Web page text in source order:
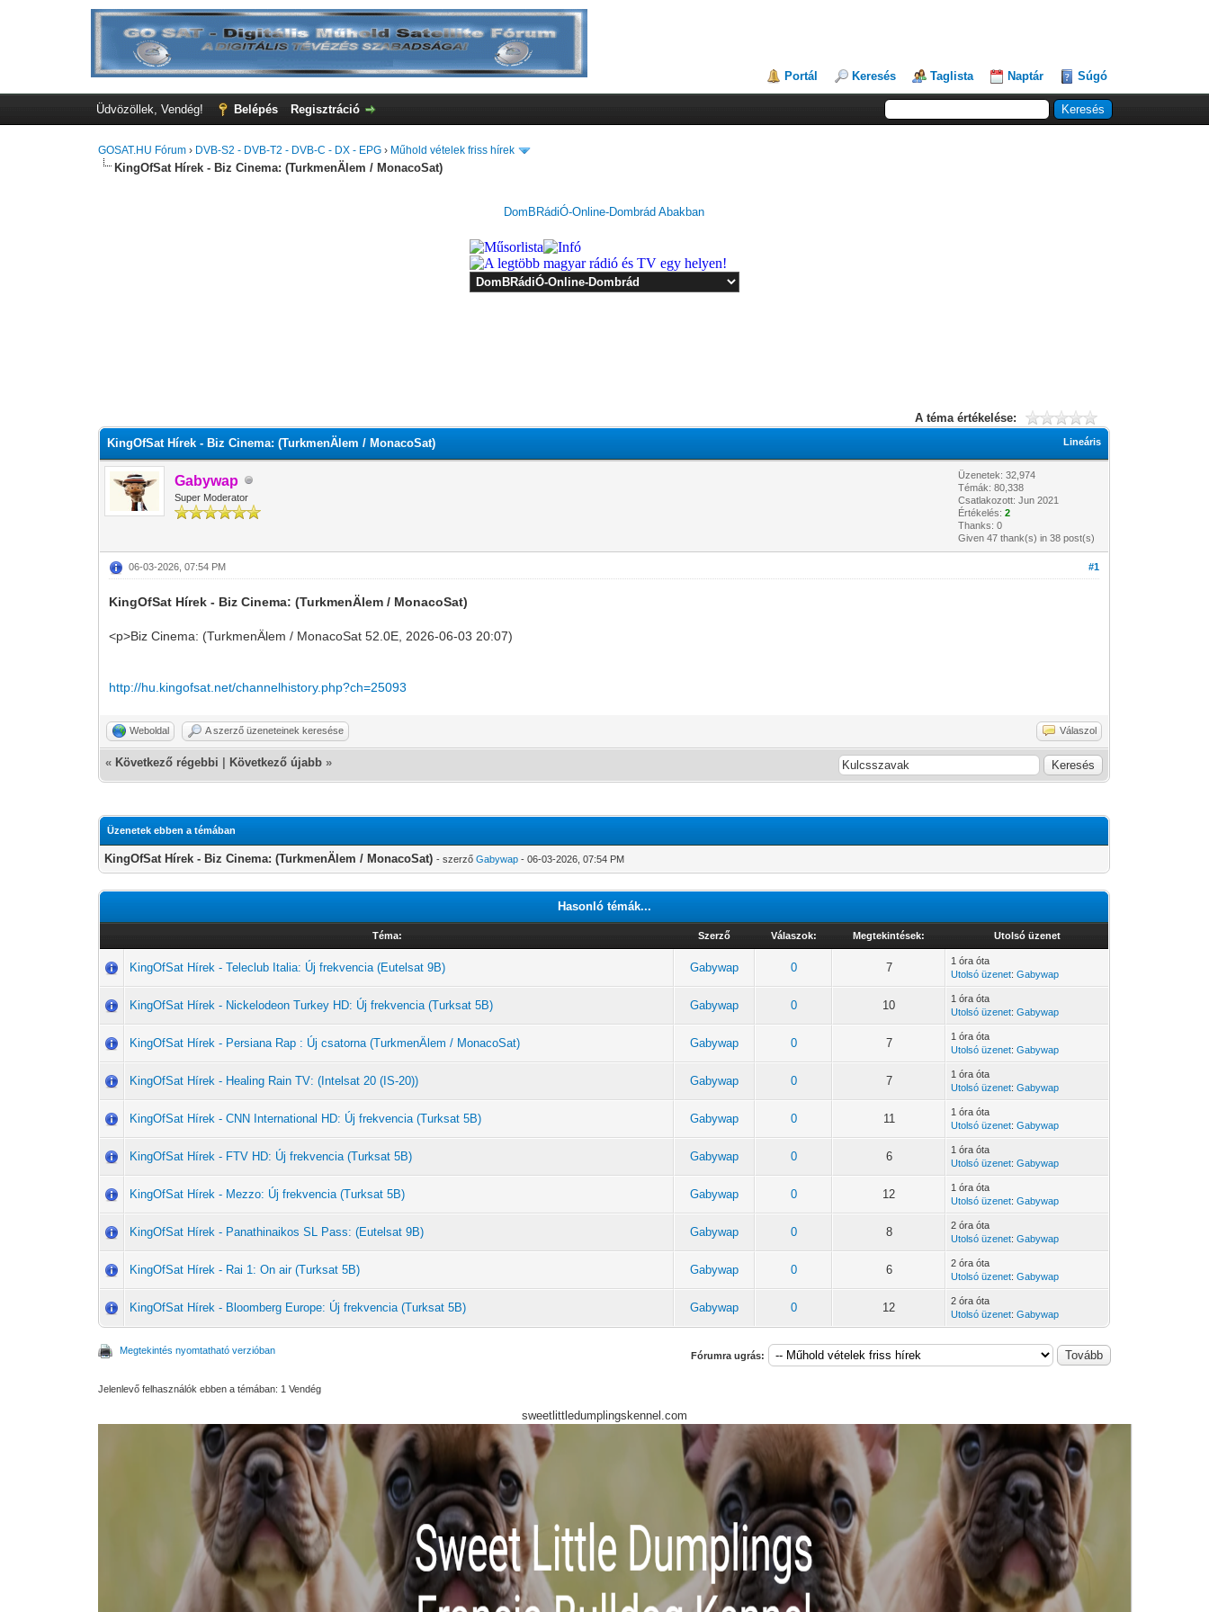
Portál Keresés Taglista Naptár Súgó
Üdvözöllek, Vendég! Belépés Regisztráció
GOSAT.HU Fórum › DVB-S2 - DVB-T2 - DVB-C - DX - EPG › Műhold vételek friss hírek
KingOfSat Hírek - Biz Cinema: (TurkmenÄlem / MonacoSat)
DomBRádiÓ-Online-Dombrád Abakban
A téma értékelése:
Lineáris
KingOfSat Hírek - Biz Cinema: (TurkmenÄlem / MonacoSat)
Gabywap
Super Moderator
Üzenetek: 32,974
Témák: 80,338
Csatlakozott: Jun 2021
Értékelés:2
Thanks: 0
Given 47 thank(s) in 38 post(s)
#1
06-03-2026, 07:54 PM
KingOfSat Hírek - Biz Cinema: (TurkmenÄlem / MonacoSat)
<p>Biz Cinema: (TurkmenÄlem / MonacoSat 52.0E, 2026-06-03 20:07)
http://hu.kingofsat.net/channelhistory.php?ch=25093
Weboldal A szerző üzeneteinek keresése Válaszol
« Következő régebbi Következő újabb »
Üzenetek ebben a témában
KingOfSat Hírek - Biz Cinema: (TurkmenÄlem / MonacoSat) - szerzőGabywap - 06-03-2026, 07:54 PM
Hasonló témák...
Téma: Szerző Válaszok: Megtekintések: Utolsó üzenet
KingOfSat Hírek - Teleclub Italia: Új frekvencia (Eutelsat 9B) Gabywap 0 7
1 óra óta
Utolsó üzenet:Gabywap
KingOfSat Hírek - Nickelodeon Turkey HD: Új frekvencia (Turksat 5B) Gabywap 0 10
1 óra óta
Utolsó üzenet:Gabywap
KingOfSat Hírek - Persiana Rap : Új csatorna (TurkmenÄlem / MonacoSat) Gabywap 0 7
1 óra óta
Utolsó üzenet:Gabywap
KingOfSat Hírek - Healing Rain TV: (Intelsat 20 (IS-20)) Gabywap 0 7
1 óra óta
Utolsó üzenet:Gabywap
KingOfSat Hírek - CNN International HD: Új frekvencia (Turksat 5B) Gabywap 0 11
1 óra óta
Utolsó üzenet:Gabywap
KingOfSat Hírek - FTV HD: Új frekvencia (Turksat 5B) Gabywap 0 6
1 óra óta
Utolsó üzenet:Gabywap
KingOfSat Hírek - Mezzo: Új frekvencia (Turksat 5B) Gabywap 0 12
1 óra óta
Utolsó üzenet:Gabywap
KingOfSat Hírek - Panathinaikos SL Pass: (Eutelsat 9B) Gabywap 0 8
2 óra óta
Utolsó üzenet:Gabywap
KingOfSat Hírek - Rai 1: On air (Turksat 5B) Gabywap 0 6
2 óra óta
Utolsó üzenet:Gabywap
KingOfSat Hírek - Bloomberg Europe: Új frekvencia (Turksat 5B) Gabywap 0 12
2 óra óta
Utolsó üzenet:Gabywap
Megtekintés nyomtatható verzióban Fórumra ugrás:
Jelenlevő felhasználók ebben a témában: 1 Vendég
sweetlittledumplingskennel.com